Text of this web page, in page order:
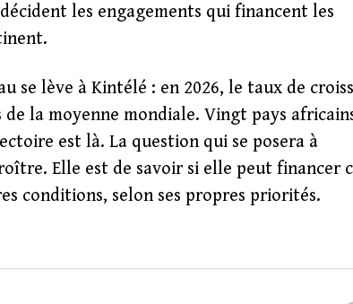
les engagements qui financent les
se lève à Kintélé : en 2026, le taux de
la moyenne mondiale. Vingt pays
est là. La question qui se posera à
Elle est de savoir si elle peut financer
conditions, selon ses propres priorités.